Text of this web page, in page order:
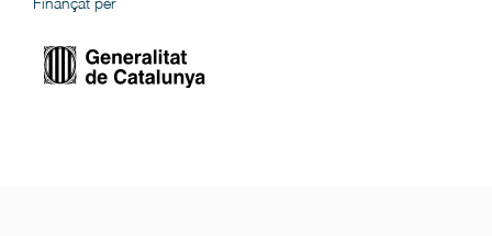
Finançat per